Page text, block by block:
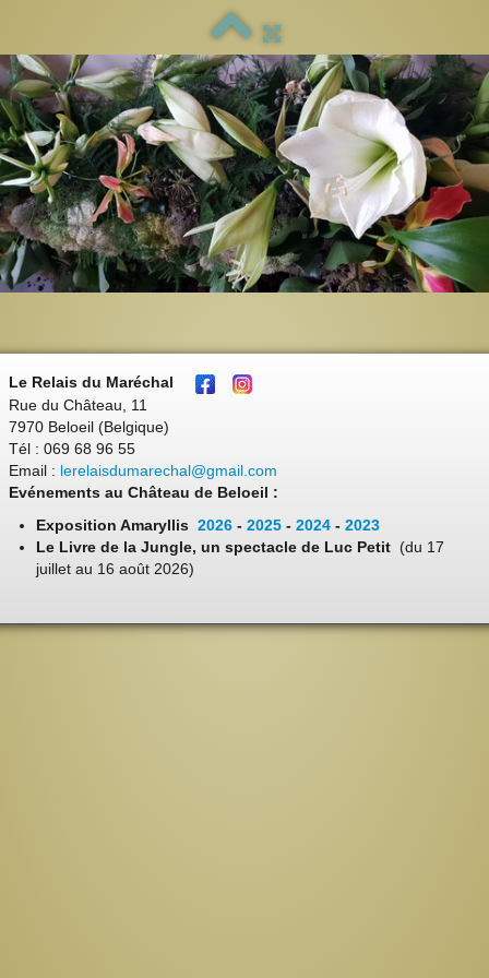
Le Relais du Maréchal
Rue du Château, 11
7970 Beloeil (Belgique)
Tél : 069 68 96 55
Email : lerelaisdumarechal@gmail.com
Evénements au Château de Beloeil :
Exposition Amaryllis 2026 - 2025 - 2024 - 2023
Le Livre de la Jungle, un spectacle de Luc Petit (du 17
juillet au 16 août 2026)